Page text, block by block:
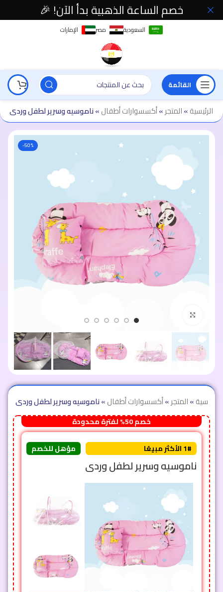
السعودية مصر الإمارات
القائمة
الرئيسية»المتجر»أكسسوارات أطفال»ناموسيه وسرير لطفل وردى
-50%
الرئيسية»المتجر»أكسسوارات أطفال»ناموسيه وسرير لطفل وردى
خصم 50% لفترة محدودة
1# الأكثر مبيعًا مؤهل للخصم
ناموسيه وسرير لطفل وردى
خصم الساعة الذهبية بدأ الآن! 🎉